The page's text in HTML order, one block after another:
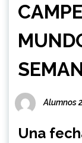
Alumnos
Una